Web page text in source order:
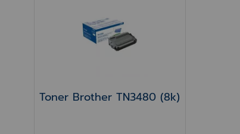
Toner Brother TN3480 (8k)